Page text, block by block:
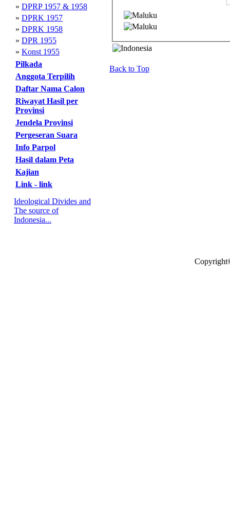
» DPRP 1957 & 1958
» DPRK 1957
» DPRK 1958
» DPR 1955
» Konst 1955
Pilkada
Anggota Terpilih
Daftar Nama Calon
Riwayat Hasil per
Provinsi
Jendela Provinsi
Pergeseran Suara
Info Parpol
Hasil dalam Peta
Kajian
Link - link
Ideological Divides and
The source of
Indonesia...
Back to Top